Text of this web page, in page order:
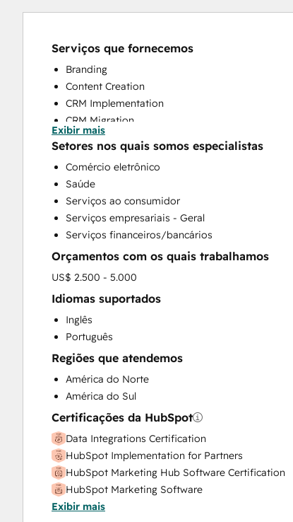
Serviços que fornecemos
Branding
Content Creation
CRM Implementation
CRM Migration
Full Inbound Marketing Services
HubSpot Onboarding
Sales and Marketing Alignment
Sales Enablement
Search Engine Optimization
Website Design
Exibir mais
Setores nos quais somos especialistas
Comércio eletrônico
Saúde
Serviços ao consumidor
Serviços empresariais - Geral
Serviços financeiros/bancários
Orçamentos com os quais trabalhamos
US$ 2.500 - 5.000
Idiomas suportados
Inglês
Português
Regiões que atendemos
América do Norte
América do Sul
Certificações da HubSpot
Data Integrations Certification
HubSpot Implementation for Partners
HubSpot Marketing Hub Software Certification
HubSpot Marketing Software
HubSpot Reporting
Exibir mais